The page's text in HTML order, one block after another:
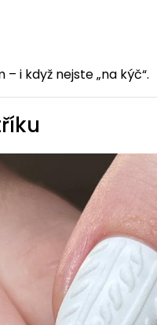
i když nejste „na kýč“.